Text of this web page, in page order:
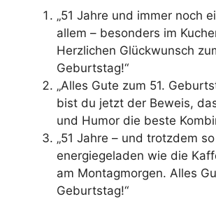
„51 Jahre und immer noch
allem – besonders im
Herzlichen Glückwunsch
Geburtstag!“
„Alles Gute zum 51.
bist du jetzt der Beweis,
und Humor die beste
„51 Jahre – und trotzdem so
energiegeladen wie die
am Montagmorgen. Alles
Geburtstag!“